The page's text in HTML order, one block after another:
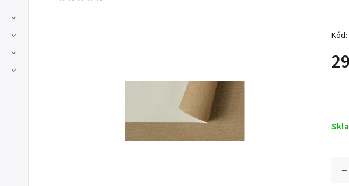
Kód: